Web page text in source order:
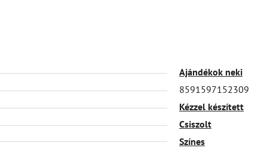
Ajándékok neki
8591597152309
Kézzel készített
Csiszolt
Színes